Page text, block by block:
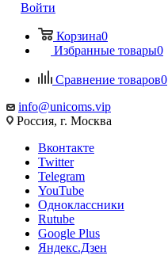
Войти
Корзина0
Избранные товары0
Сравнение товаров0
info@unicoms.vip
Россия, г. Москва
Вконтакте
Twitter
Telegram
YouTube
Одноклассники
Rutube
Google Plus
Яндекс.Дзен